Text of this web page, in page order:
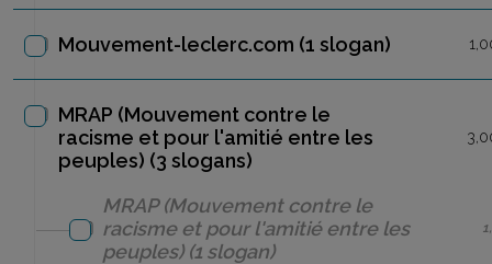
Mouvement-leclerc.com (1 slogan)
MRAP (Mouvement contre le
racisme et pour l'amitié entre les
peuples) (3 slogans)
MRAP (Mouvement contre le
racisme et pour l'amitié entre les
peuples) (1 slogan)